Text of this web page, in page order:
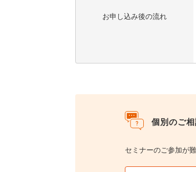
お申し込み後の流れ
個別のご
セミナーのご参加が